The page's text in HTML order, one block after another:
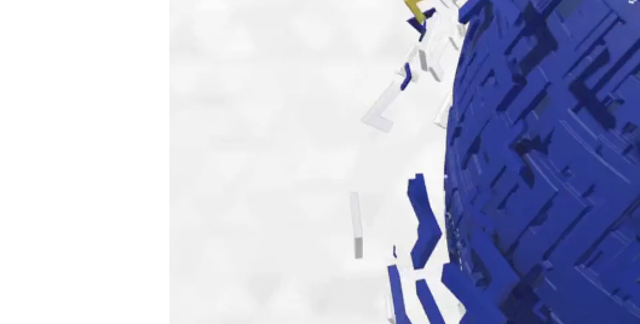
16 de diciembre de 2022, 08:26